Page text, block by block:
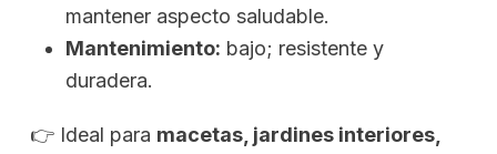
mantener aspecto saludable.
Mantenimiento: bajo; resistente y
duradera.
👉 Ideal para macetas, jardines interiores,